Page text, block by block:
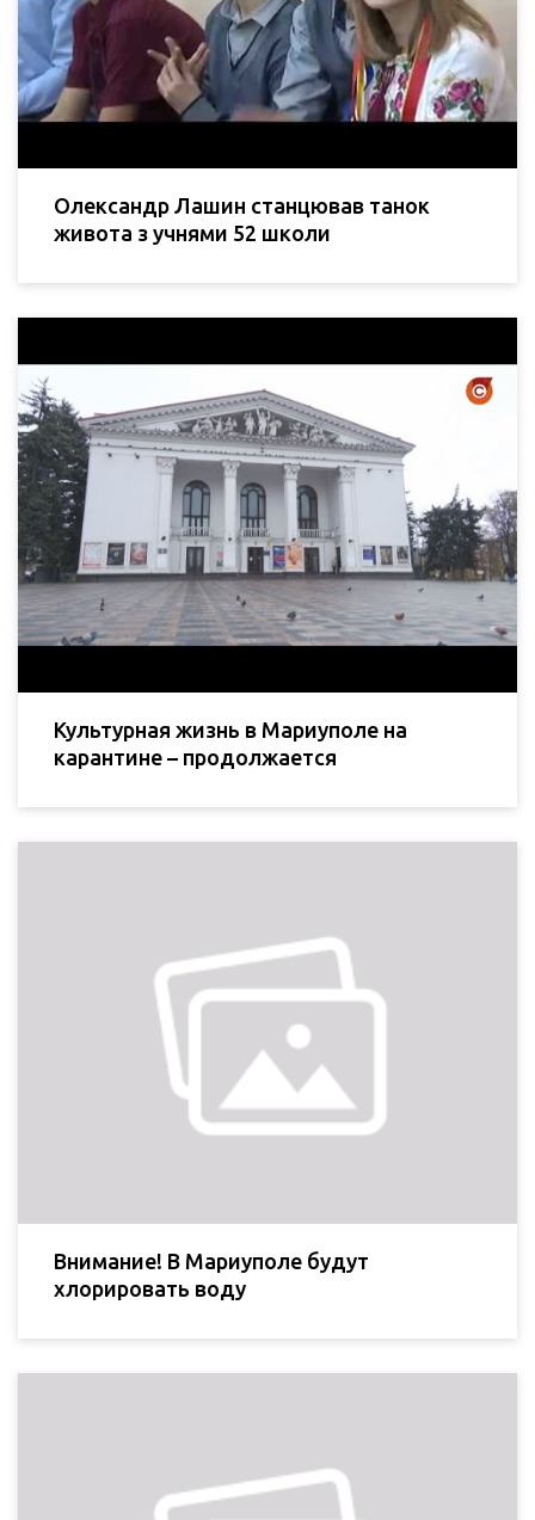
Олександр Лашин станцював танок
живота з учнями 52 школи
Культурная жизнь в Мариуполе на
карантине – продолжается
Внимание! В Мариуполе будут
хлорировать воду